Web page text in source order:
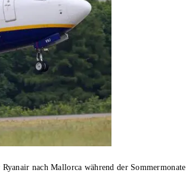
nach Mallorca während der Sommermonate